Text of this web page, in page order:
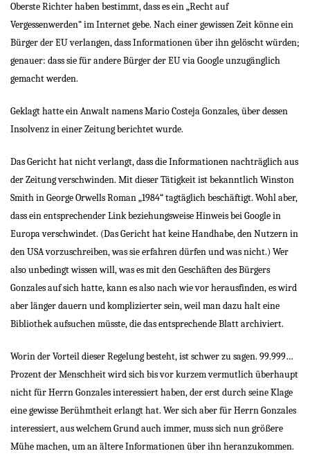
Oberste Richter haben bestimmt, dass es ein „Recht auf
Vergessenwerden“ im Internet gebe. Nach einer gewissen Zeit könne ein
Bürger der EU verlangen, dass Informationen über ihn gelöscht würden;
genauer: dass sie für andere Bürger der EU via Google unzugänglich
gemacht werden.
Geklagt hatte ein Anwalt namens Mario Costeja Gonzales, über dessen
Insolvenz in einer Zeitung berichtet wurde.
Das Gericht hat nicht verlangt, dass die Informationen nachträglich aus
der Zeitung verschwinden. Mit dieser Tätigkeit ist bekanntlich Winston
Smith in George Orwells Roman „1984“ tagtäglich beschäftigt. Wohl aber,
dass ein entsprechender Link beziehungsweise Hinweis bei Google in
Europa verschwindet. (Das Gericht hat keine Handhabe, den Nutzern in
den USA vorzuschreiben, was sie erfahren dürfen und was nicht.) Wer
also unbedingt wissen will, was es mit den Geschäften des Bürgers
Gonzales auf sich hatte, kann es also nach wie vor herausfinden, es wird
aber länger dauern und komplizierter sein, weil man dazu halt eine
Bibliothek aufsuchen müsste, die das entsprechende Blatt archiviert.
Worin der Vorteil dieser Regelung besteht, ist schwer zu sagen. 99.999…
Prozent der Menschheit wird sich bis vor kurzem vermutlich überhaupt
nicht für Herrn Gonzales interessiert haben, der erst durch seine Klage
eine gewisse Berühmtheit erlangt hat. Wer sich aber für Herrn Gonzales
interessiert, aus welchem Grund auch immer, muss sich nun größere
Mühe machen, um an ältere Informationen über ihn heranzukommen.